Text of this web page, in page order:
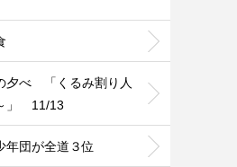
夕べ 「くるみ割り人
」 11/13
年団が全道３位